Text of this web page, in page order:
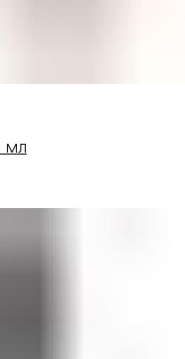
мл